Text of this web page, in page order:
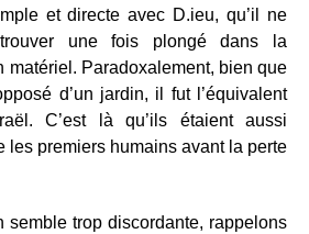
et directe avec D.ieu, qu’il ne
une fois plongé dans la
matériel. Paradoxalement, bien que
d’un jardin, il fut l’équivalent
C’est là qu’ils étaient aussi
les premiers humains avant la perte
semble trop discordante, rappelons